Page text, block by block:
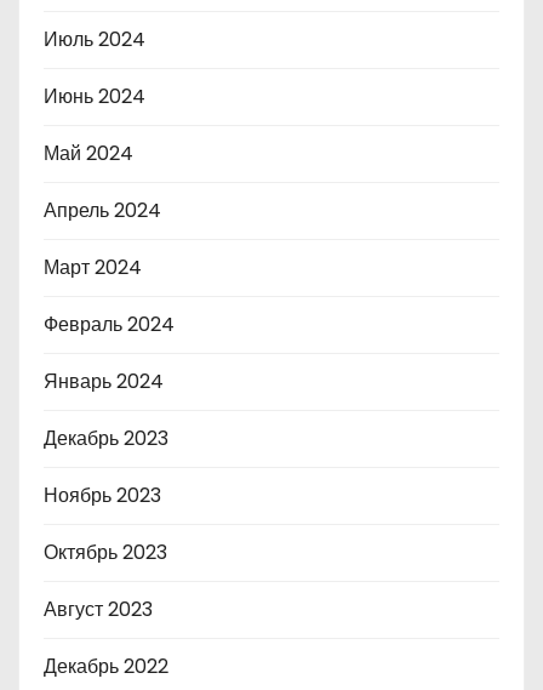
Июль 2024
Июнь 2024
Май 2024
Апрель 2024
Март 2024
Февраль 2024
Январь 2024
Декабрь 2023
Ноябрь 2023
Октябрь 2023
Август 2023
Декабрь 2022